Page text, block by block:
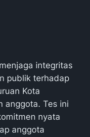
integritas
publik terhadap
Kota
anggota. Tes ini
nyata
anggota